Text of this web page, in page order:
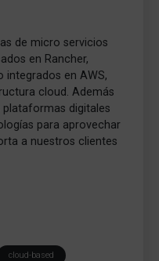
de micro servicios
en Rancher,
integrados en AWS,
cloud. Además
digitales
para aprovechar
a nuestros clientes
cloud-based